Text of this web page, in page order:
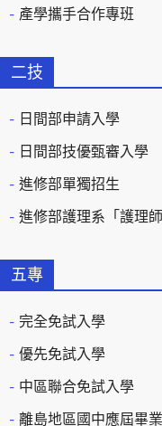
產學攜手合作專班
二技
日間部申請入學
日間部技優甄審入學
進修部單獨招生
進修部護理系「護理師
五專
完全免試入學
優先免試入學
中區聯合免試入學
離島地區國中應屆畢